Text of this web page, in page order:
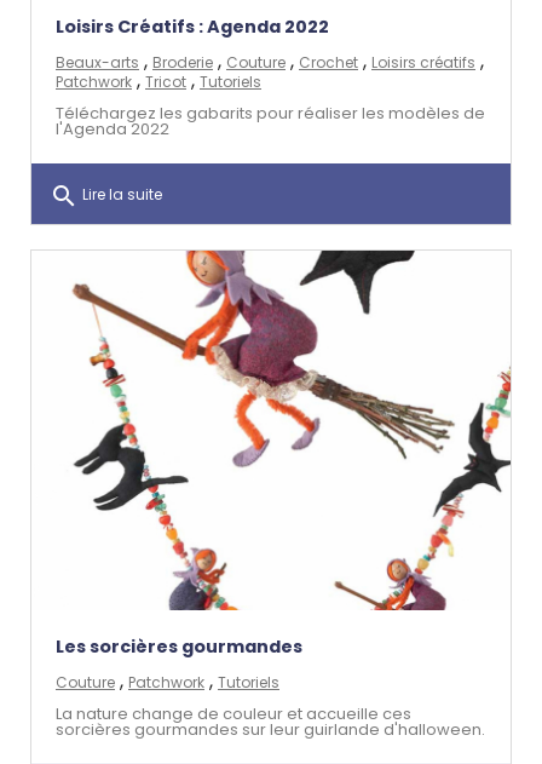
Loisirs Créatifs : Agenda 2022
Beaux-arts , Broderie , Couture , Crochet , Loisirs créatifs ,
Patchwork , Tricot , Tutoriels
Téléchargez les gabarits pour réaliser les modèles de
l'Agenda 2022
search Lire la suite
Les sorcières gourmandes
Couture , Patchwork , Tutoriels
La nature change de couleur et accueille ces
sorcières gourmandes sur leur guirlande d'halloween.